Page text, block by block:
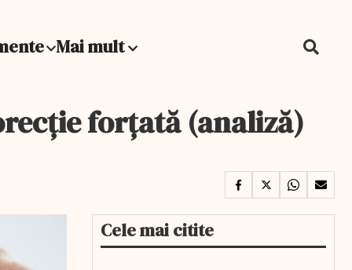
Mai mult
forţată (analiză)
Cele mai citite